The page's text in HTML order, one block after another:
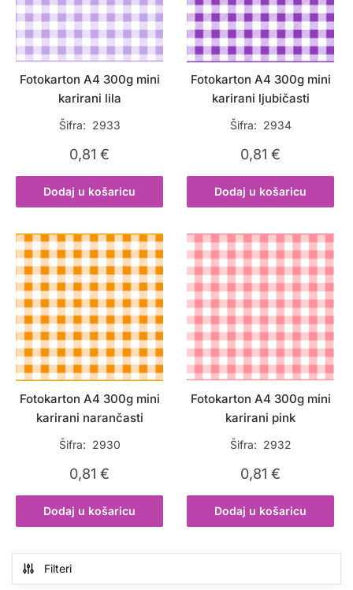
Fotokarton A4 300g mini
karirani lila
Šifra: 2933
0,81€
Dodaj u košaricu
Fotokarton A4 300g mini
karirani ljubičasti
Šifra: 2934
0,81€
Dodaj u košaricu
Fotokarton A4 300g mini
karirani narančasti
Šifra: 2930
0,81€
Dodaj u košaricu
Fotokarton A4 300g mini
karirani pink
Šifra: 2932
0,81€
Dodaj u košaricu
Filteri